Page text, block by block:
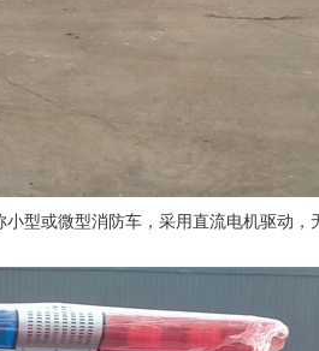
型或微型消防车，采用直流电机驱动